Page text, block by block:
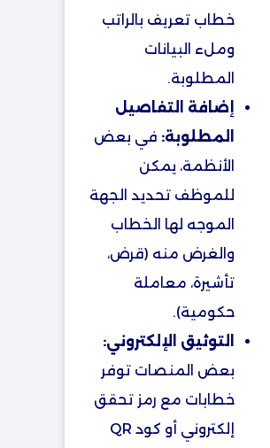
خطاب تعريف بالراتب
وملء البيانات
المطلوبة.
إضافة التفاصيل
المطلوبة: في بعض
الأنظمة، يمكن
للموظف تحديد الجهة
الموجه لها الخطاب
والغرض منه (قرض،
تأشيرة، معاملة
حكومية).
التوثيق الإلكتروني:
بعض المنصات توفر
خطابات مع رمز تحقق
إلكتروني أو كود QR